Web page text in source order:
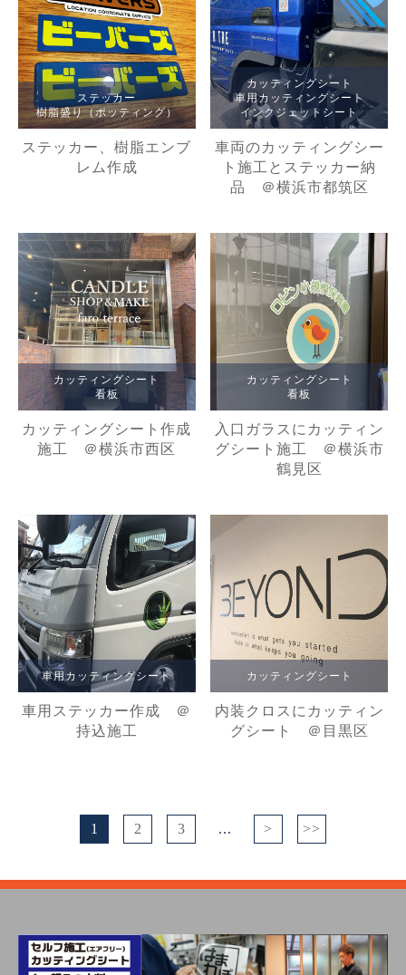
ステッカー
樹脂盛り（ポッティング）
ステッカー、樹脂エンブ
レム作成
カッティングシート
車用カッティングシート
インクジェットシート
車両のカッティングシー
ト施工とステッカー納
品 ＠横浜市都筑区
カッティングシート
看板
カッティングシート作成
施工 ＠横浜市西区
カッティングシート
看板
入口ガラスにカッティン
グシート施工 ＠横浜市
鶴見区
車用カッティングシート
車用ステッカー作成 ＠
持込施工
カッティングシート
内装クロスにカッティン
グシート ＠目黒区
1 2 3 ... > >>